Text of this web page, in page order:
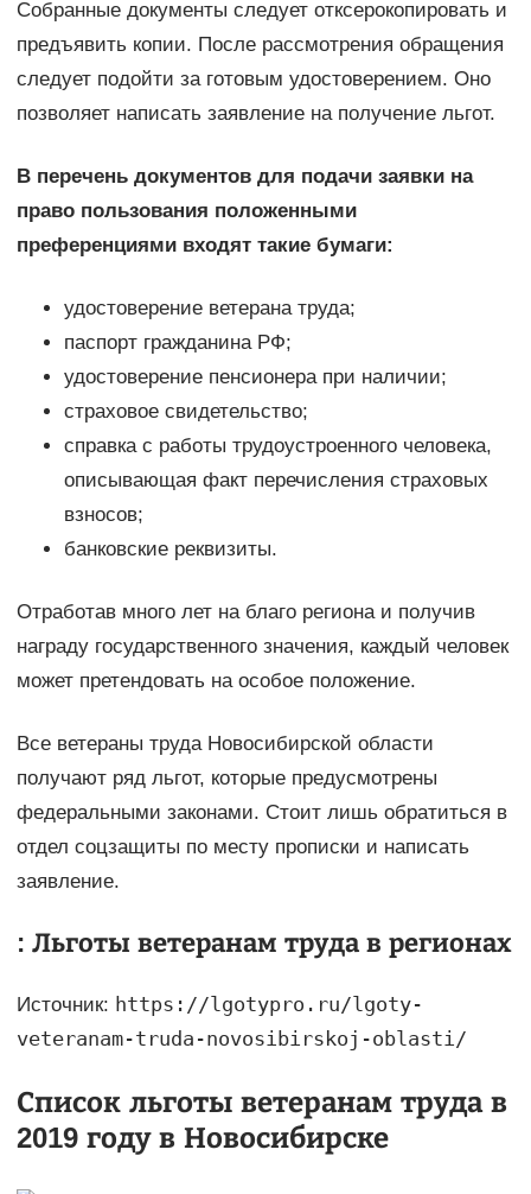
Собранные документы следует отксерокопировать и
предъявить копии. После рассмотрения обращения
следует подойти за готовым удостоверением. Оно
позволяет написать заявление на получение льгот.
В перечень документов для подачи заявки на
право пользования положенными
преференциями входят такие бумаги:
удостоверение ветерана труда;
паспорт гражданина РФ;
удостоверение пенсионера при наличии;
страховое свидетельство;
справка с работы трудоустроенного человека,
описывающая факт перечисления страховых
взносов;
банковские реквизиты.
Отработав много лет на благо региона и получив
награду государственного значения, каждый человек
может претендовать на особое положение.
Все ветераны труда Новосибирской области
получают ряд льгот, которые предусмотрены
федеральными законами. Стоит лишь обратиться в
отдел соцзащиты по месту прописки и написать
заявление.
: Льготы ветеранам труда в регионах
Источник: https://lgotypro.ru/lgoty-
veteranam-truda-novosibirskoj-oblasti/
Список льготы ветеранам труда в
2019 году в Новосибирске